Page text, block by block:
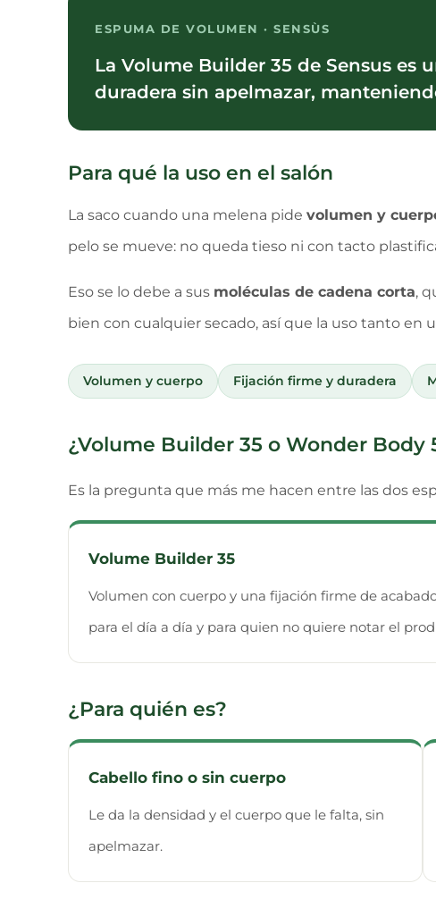
ESPUMA DE VOLUMEN · SENSÙS
La Volume Builder 35 de Sensus
duradera sin apelmazar,
Para qué la uso en el salón
La saco cuando una melena pide volumen y
pelo se mueve: no queda tieso ni con tacto
Eso se lo debe a sus moléculas de cadena corta,
bien con cualquier secado, así que la uso tanto en
Volumen y cuerpo Fijación firme y duradera
¿Volume Builder 35 o Wonder Body
Es la pregunta que más me hacen entre las dos
Volume Builder 35
Volumen con cuerpo y una fijación firme de
para el día a día y para quien no quiere notar el
¿Para quién es?
Cabello fino o sin cuerpo
Le da la densidad y el cuerpo que le falta, sin
apelmazar.